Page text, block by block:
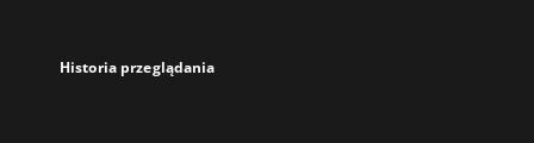
Historia przeglądania